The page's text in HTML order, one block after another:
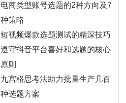
电商类型账号选题的2种方向及7
种策略
短视频爆款选题测试的精深技巧
遵守抖音平台喜好和选题的核心
原则
九宫格思考法助力批量生产几百
种选题方案